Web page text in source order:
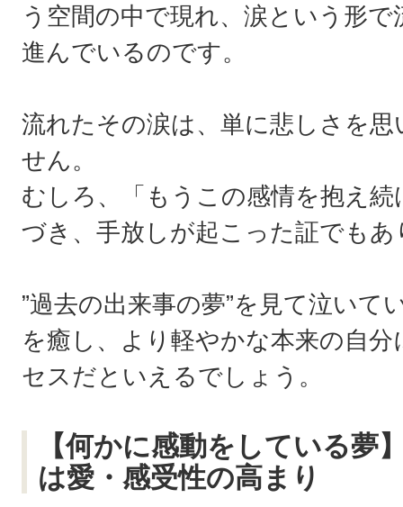
う空間の中で現れ、涙という形
進んでいるのです。
流れたその涙は、単に悲しさを
せん。
むしろ、「もうこの感情を抱え
づき、手放しが起こった証でもあ
”過去の出来事の夢”を見て泣いて
を癒し、より軽やかな本来の自
セスだといえるでしょう。
【何かに感動をしている夢
は愛・感受性の高まり